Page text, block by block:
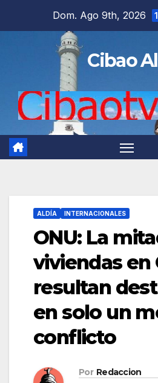
Dom. Ago 9th, 2026
Cibao
ALDÍA INTERNACIONALES
ONU: La
viviendas en
resultan
en solo un
conflicto
Por Redaccion